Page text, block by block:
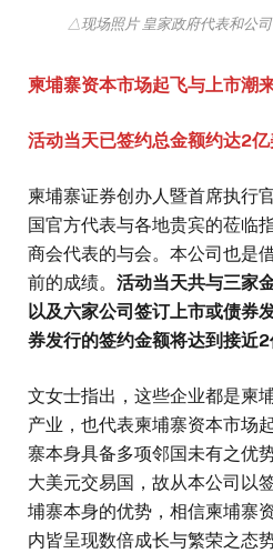
△现场照片 皇家政府代表和公
柬埔寨资本市场起飞与上市潮
活动当天已签约总金额约达2
柬埔寨证券创办人暨首席执行
国官方代表与各地贵宾的莅临
商会代表的与会。本公司也是
前的成绩。 活动当天共与三家
以及六家公司签订上市或债券
券发行的签约金额将达到接近2
文女士指出，这些企业都是柬
产业，也代表柬埔寨资本市场
寨本身具备多项邻国未有之优
大美元交易国，故从本公司以
埔寨本身的优势，相信柬埔寨
内皆呈现数倍成长与繁荣之态势